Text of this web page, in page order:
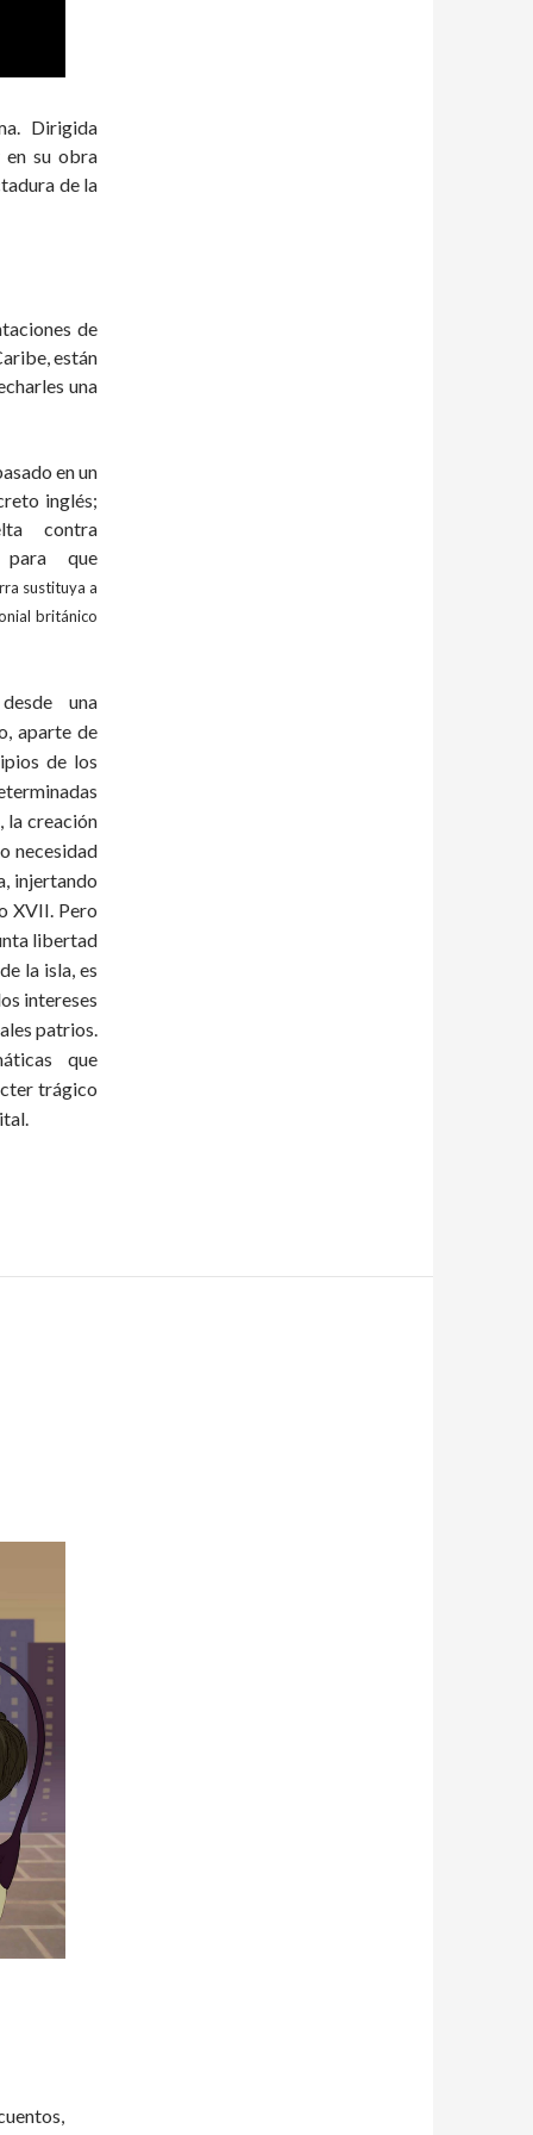
Dirigida
su obra
de la
de
están
una
en un
inglés;
contra
para que
sustituya a
británico
una
aparte de
de los
la creación
necesidad
injertando
XVII. Pero
libertad
la isla, es
intereses
patrios.
que
trágico
.
Pontecorvo